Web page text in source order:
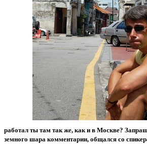
работал ты там так же, как и в Москве?
земного шара комментарии, общался со